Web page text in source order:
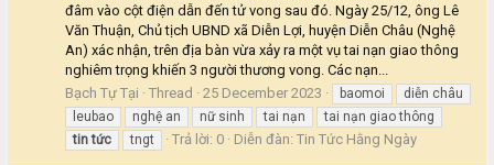
đâm vào cột điện dẫn đến tử vong sau đó. Ngày 25/12, ông Lê
Văn Thuận, Chủ tịch UBND xã Diễn Lợi, huyện Diễn Châu (Nghệ
An) xác nhận, trên địa bàn vừa xảy ra một vụ tai nạn giao thông
nghiêm trọng khiến 3 người thương vong. Các nạn...
Bạch Tự Tại
Thread 25 December 2023 baomoi
diễn châu
leubao
nghệ an nữ sinh tai nạn
tai nạn giao thông
tin tức tngt Trả lời: 0 Diễn đàn: Tin Tức Hằng Ngày